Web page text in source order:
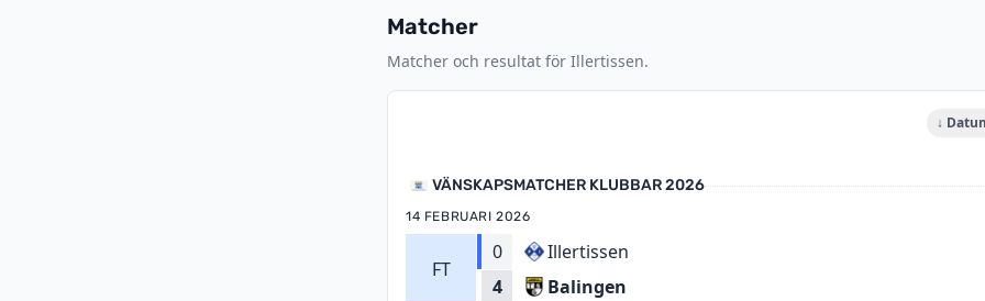
Matcher
Matcher och resultat för Illertissen.
↓
VÄNSKAPSMATCHER KLUBBAR 2026
14 FEBRUARI 2026
FT
0
4
Illertissen
Balingen